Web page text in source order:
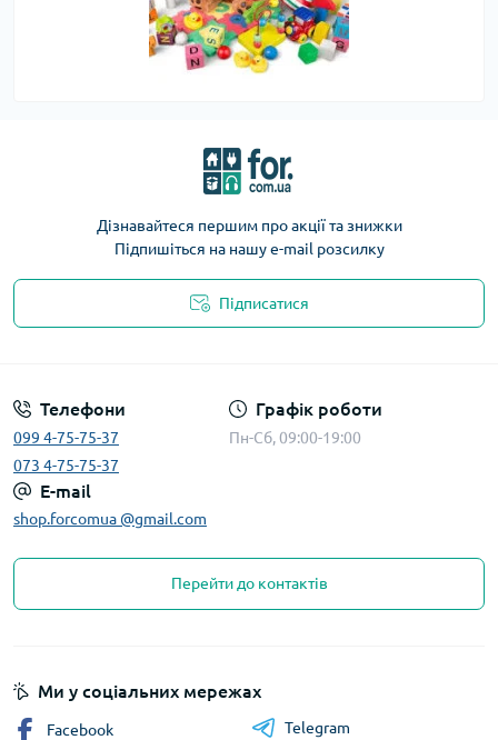
Дізнавайтеся першим про акції та знижки
Підпишіться на нашу e-mail розсилку
Підписатися
Телефони
099 4-75-75-37
073 4-75-75-37
Графік роботи
Пн-Сб, 09:00-19:00
E-mail
shop.forcomua @gmail.com
Перейти до контактів
Ми у соціальних мережах
Facebook
Telegram